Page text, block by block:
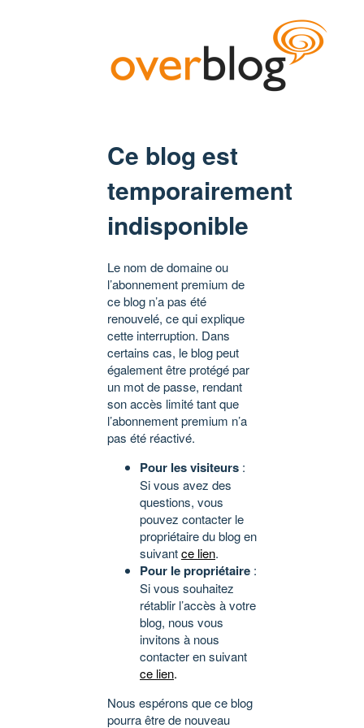
Ce blog est
temporairement
indisponible
Le nom de domaine ou
l’abonnement premium de
ce blog n’a pas été
renouvelé, ce qui explique
cette interruption. Dans
certains cas, le blog peut
également être protégé par
un mot de passe, rendant
son accès limité tant que
l’abonnement premium n’a
pas été réactivé.
Pour les visiteurs :
Si vous avez des
questions, vous
pouvez contacter le
propriétaire du blog en
suivantce lien.
Pour le propriétaire :
Si vous souhaitez
rétablir l’accès à votre
blog, nous vous
invitons à nous
contacter en suivant
ce lien.
Nous espérons que ce blog
pourra être de nouveau